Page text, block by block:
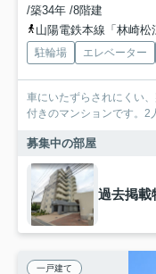
/築34年 /8階建
山陽電鉄本線「林崎
駐輪場 エレベーター
車にいたずらされにくい
付きのマンションです。2
募集中の部屋
過去掲載
一戸建て